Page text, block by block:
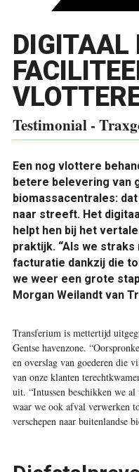
DIGITAAL
Testimonial -
Een nog vlottere
betere belevering van
biomassacentrales:
naar streeft. Het
helpt hen bij het
praktijk. “Als we straks
facturatie dankzij die
we weer een grote
Morgan Weilandt van
Transferium is mettertijd
Gentse havenzone.
en overslag van goederen die
van onze klanten
uit. “Intussen beschikken we
waar we ook afval verwerken
verschepen naar buitenlandse